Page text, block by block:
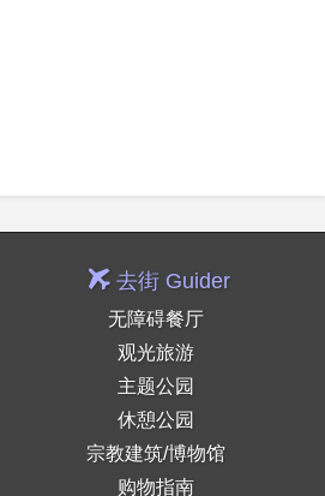
去街 Guider
无障碍餐厅
观光旅游
主题公园
休憩公园
宗教建筑/博物馆
购物指南